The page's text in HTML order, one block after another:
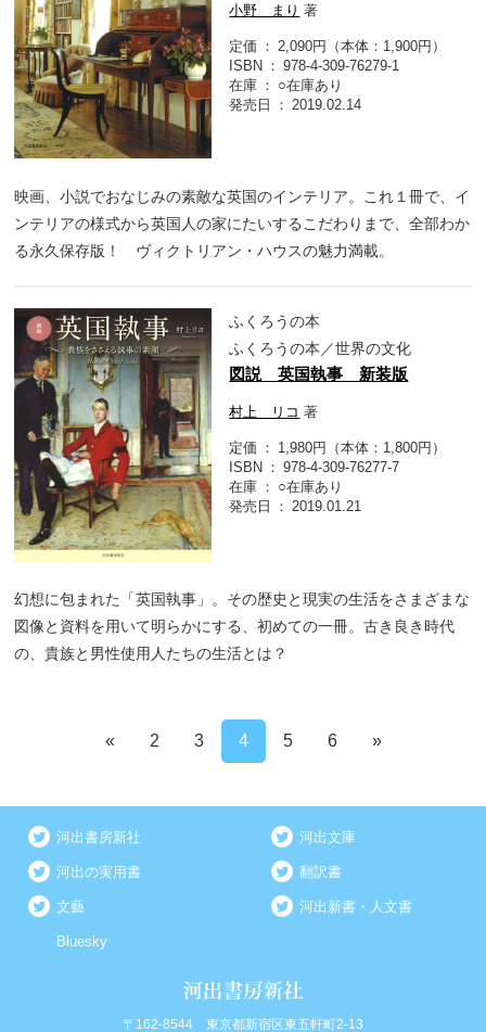
小野 まり 著
定価
2,090円（本体：1,900円）
ISBN
978-4-309-76279-1
在庫
○在庫あり
発売日
2019.02.14
映画、小説でおなじみの素敵な英国のインテリア。これ１冊で、イ
ンテリアの様式から英国人の家にたいするこだわりまで、全部わか
る永久保存版！ ヴィクトリアン・ハウスの魅力満載。
ふくろうの本
ふくろうの本／世界の文化
図説 英国執事 新装版
村上 リコ 著
定価
1,980円（本体：1,800円）
ISBN
978-4-309-76277-7
在庫
○在庫あり
発売日
2019.01.21
幻想に包まれた「英国執事」。その歴史と現実の生活をさまざまな
図像と資料を用いて明らかにする、初めての一冊。古き良き時代
の、貴族と男性使用人たちの生活とは？
« 2 3 4 5 6 »
河出書房新社 河出文庫
河出の実用書 翻訳書
文藝 河出新書・人文書
Bluesky
〒162-8544 東京都新宿区東五軒町2-13